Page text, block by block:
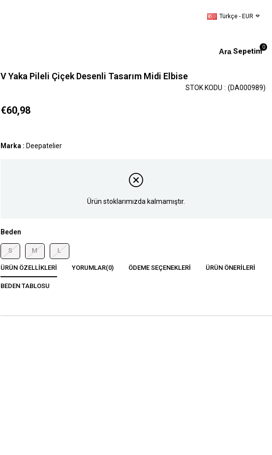
Türkçe - EUR
Sepetim0
V Yaka Pileli Çiçek Desenli Tasarım Midi Elbise
(DA000989)
STOK KODU
€60,98
Marka : Deepatelier
Ürün stoklarımızda kalmamıştır.
Beden
S M L
ÜRÜN ÖZELLIKLERI YORUMLAR(0) ÖDEME SEÇENEKLERI ÜRÜN ÖNERILERI
BEDEN TABLOSU